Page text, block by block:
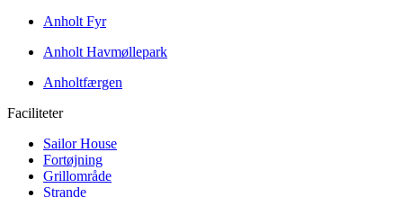
Anholt Fyr
Anholt Havmøllepark
Anholtfærgen
Faciliteter
Sailor House
Fortøjning
Grillområde
Strande